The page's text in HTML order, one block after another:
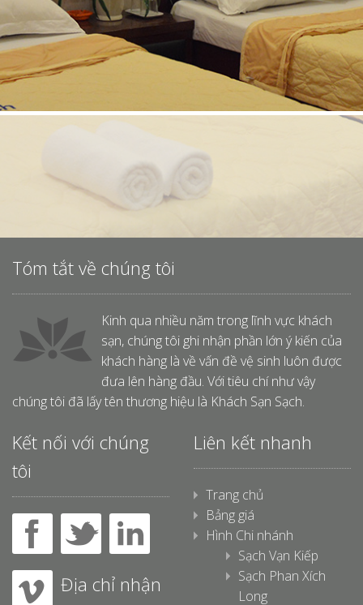
Tóm tắt về chúng tôi
Kinh qua nhiều năm trong lĩnh vực khách
sạn, chúng tôi ghi nhận phần lớn ý kiến của
khách hàng là về vấn đề vệ sinh luôn được
đưa lên hàng đầu. Với tiêu chí như vậy
chúng tôi đã lấy tên thương hiệu là Khách Sạn Sạch.
Kết nối với chúng
tôi
Địa chỉ nhận
Liên kết nhanh
Trang chủ
Bảng giá
Hình Chi nhánh
Sạch Vạn Kiếp
Sạch Phan Xích
Long